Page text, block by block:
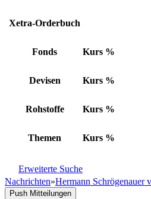
Xetra-Orderbuch
Fonds Kurs %
Devisen Kurs %
Rohstoffe Kurs %
Themen Kurs %
Erweiterte Suche
Nachrichten»Hermann Schrögenauer
Push Mitteilungen